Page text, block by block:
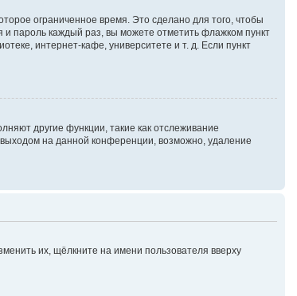
ограниченное время. Это сделано для того, чтобы
и пароль каждый раз, вы можете отметить флажком пункт
интернет-кафе, университете и т. д. Если пункт
другие функции, такие как отслеживание
на данной конференции, возможно, удаление
их, щёлкните на имени пользователя вверху